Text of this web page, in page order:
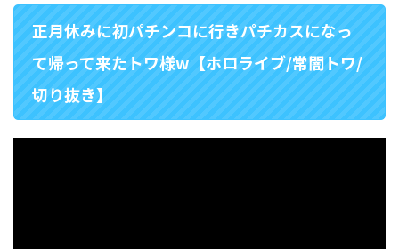
正月休みに初パチンコに行きパチカスになっ
て帰って来たトワ様w【ホロライブ/常闇トワ/
切り抜き】